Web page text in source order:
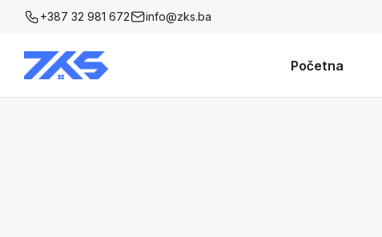
+387 32 981 672 info@zks.ba
Početna